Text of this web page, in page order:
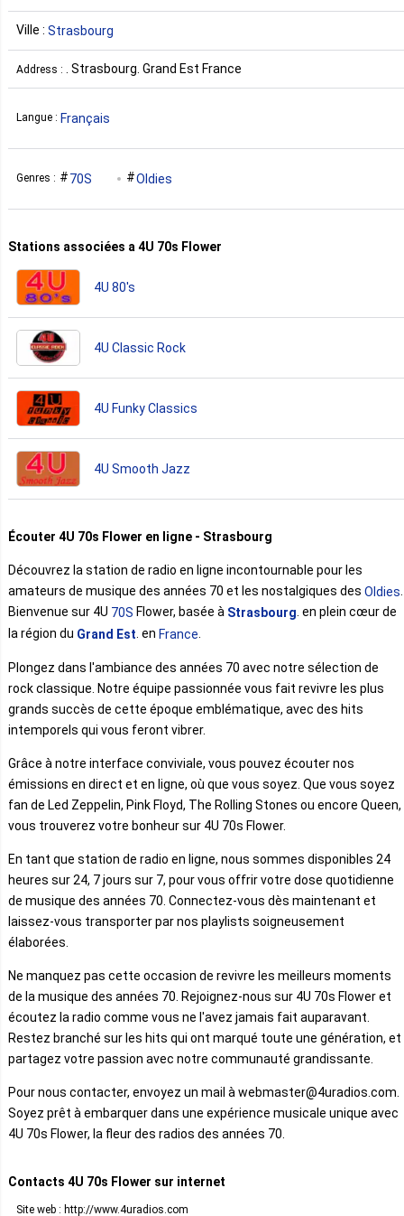
Ville : Strasbourg
Address : . Strasbourg. Grand Est France
Langue : Français
Genres : 70S Oldies
Stations associées a 4U 70s Flower
4U 80's
4U Classic Rock
4U Funky Classics
4U Smooth Jazz
Écouter 4U 70s Flower en ligne - Strasbourg
Découvrez la station de radio en ligne incontournable pour les
amateurs de musique des années 70 et les nostalgiques des Oldies
Bienvenue sur 4U 70S Flower, basée à Strasbourg. en plein cœur de
la région du Grand Est . en France
Plongez dans l'ambiance des années 70 avec notre sélection de
rock classique. Notre équipe passionnée vous fait revivre les plus
grands succès de cette époque emblématique, avec des hits
intemporels qui vous feront vibrer.
Grâce à notre interface conviviale, vous pouvez écouter nos
émissions en direct et en ligne, où que vous soyez. Que vous soyez
fan de Led Zeppelin, Pink Floyd, The Rolling Stones ou encore Queen,
vous trouverez votre bonheur sur 4U 70s Flower.
En tant que station de radio en ligne, nous sommes disponibles 24
heures sur 24, 7 jours sur 7, pour vous offrir votre dose quotidienne
de musique des années 70. Connectez-vous dès maintenant et
laissez-vous transporter par nos playlists soigneusement
élaborées.
Ne manquez pas cette occasion de revivre les meilleurs moments
de la musique des années 70. Rejoignez-nous sur 4U 70s Flower et
écoutez la radio comme vous ne l'avez jamais fait auparavant.
Restez branché sur les hits qui ont marqué toute une génération, et
partagez votre passion avec notre communauté grandissante.
Pour nous contacter, envoyez un mail à webmaster@4uradios.com.
Soyez prêt à embarquer dans une expérience musicale unique avec
4U 70s Flower, la fleur des radios des années 70.
Contacts 4U 70s Flower sur internet
Site web : http://www.4uradios.com